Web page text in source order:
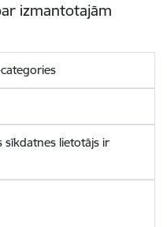
izmantotajām
sīkdatnes lietotājs ir